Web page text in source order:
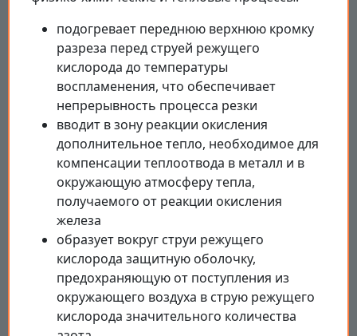
подогревает переднюю верхнюю кромку
разреза перед струей режущего
кислорода до температуры
воспламенения, что обеспечивает
непрерывность процесса резки
вводит в зону реакции окисления
дополнительное тепло, необходимое для
компенсации теплоотвода в металл и в
окружающую атмосферу тепла,
получаемого от реакции окисления
железа
образует вокруг струи режущего
кислорода защитную оболочку,
предохраняющую от поступления из
окружающего воздуха в струю режущего
кислорода значительного количества